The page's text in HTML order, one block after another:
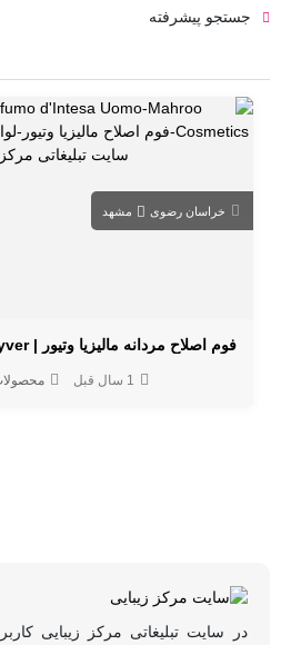
جستجو پیشرفته
خراسان رضوی مشهد
1 سال قبل
در سایت تبلیغاتی مرکز زیبایی